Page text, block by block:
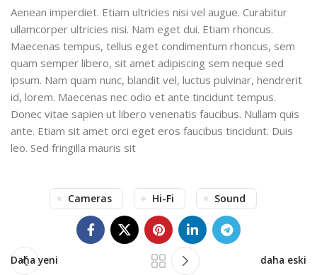
Aenean imperdiet. Etiam ultricies nisi vel augue. Curabitur
ullamcorper ultricies nisi. Nam eget dui. Etiam rhoncus.
Maecenas tempus, tellus eget condimentum rhoncus, sem
quam semper libero, sit amet adipiscing sem neque sed
ipsum. Nam quam nunc, blandit vel, luctus pulvinar, hendrerit
id, lorem. Maecenas nec odio et ante tincidunt tempus.
Donec vitae sapien ut libero venenatis faucibus. Nullam quis
ante. Etiam sit amet orci eget eros faucibus tincidunt. Duis
leo. Sed fringilla mauris sit
Cameras Hi-Fi Sound
Daha yeni daha eski